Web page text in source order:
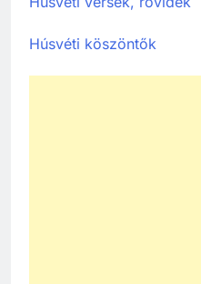
Húsvéti köszöntők